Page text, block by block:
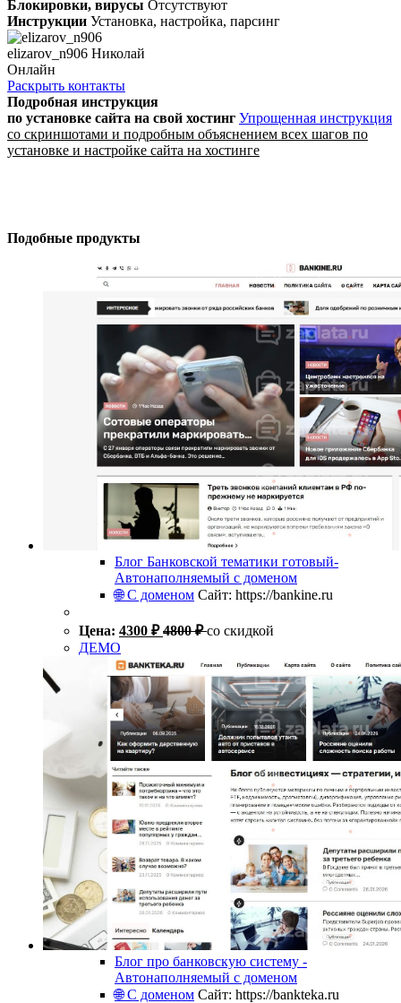
Блокировки, вирусы Отсутствуют
Инструкции Установка, настройка, парсинг
elizarov_n906 Николай
Онлайн
Раскрыть контакты
Подробная инструкция
по установке сайта на свой хостинг Упрощенная инструкция
со скриншотами и подробным объяснением всех шагов по
установке и настройке сайта на хостинге
Подобные продукты
Блог Банковской тематики готовый-
Автонаполняемый с доменом
🌐 С доменом Сайт: https://bankine.ru
Цена: 4300 ₽ 4800₽ со скидкой
ДЕМО
Блог про банковскую систему -
Автонаполняемый с доменом
🌐 С доменом Сайт: https://bankteka.ru